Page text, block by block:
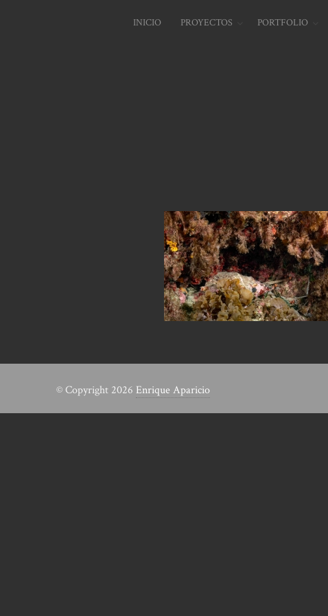
INICIO PROYECTOS PORTFOLIO
© Copyright 2026 Enrique Aparicio